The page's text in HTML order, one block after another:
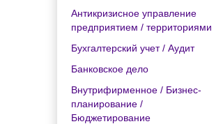
Антикризисное управление
предприятием / территориями
Бухгалтерский учет / Аудит
Банковское дело
Внутрифирменное / Бизнес-
планирование /
Бюджетирование